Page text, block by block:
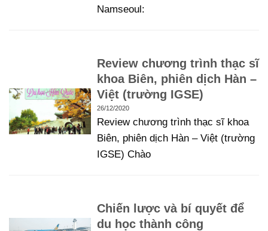
Namseoul:
Review chương trình thạc sĩ
khoa Biên, phiên dịch Hàn –
Việt (trường IGSE)
26/12/2020
Review chương trình thạc sĩ khoa
Biên, phiên dịch Hàn – Việt (trường
IGSE) Chào
Chiến lược và bí quyết để
du học thành công